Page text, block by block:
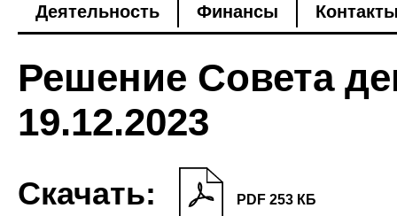
Деятельность
Финансы
Решение Совета
19.12.2023
Скачать: PDF 253 КБ